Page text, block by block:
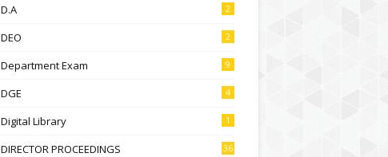
D.A 2
DEO 2
Department Exam 9
DGE 4
Digital Library 1
DIRECTOR PROCEEDINGS 36